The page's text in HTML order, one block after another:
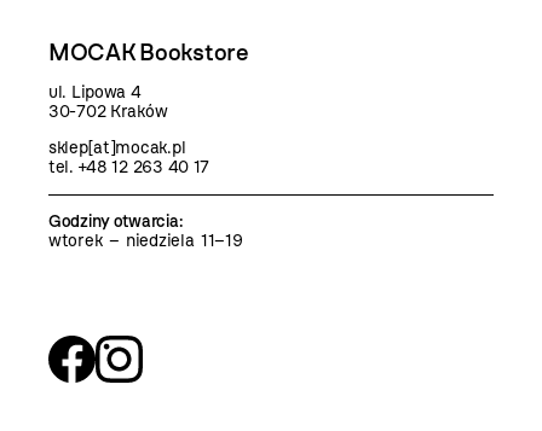
MOCAK Bookstore
ul. Lipowa 4
30-702 Kraków
sklep[at]mocak.pl
tel. +48 12 263 40 17
Godziny otwarcia:
wtorek – niedziela 11–19